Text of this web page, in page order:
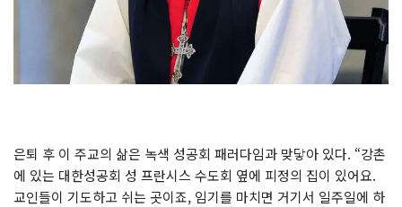
은퇴 후 이 주교의 삶은 녹색 성공회 패러다임과 맞닿아 있다. “강촌
에 있는 대한성공회 성 프란시스 수도회 옆에 피정의 집이 있어요.
교인들이 기도하고 쉬는 곳이죠, 임기를 마치면 거기서 일주일에 하